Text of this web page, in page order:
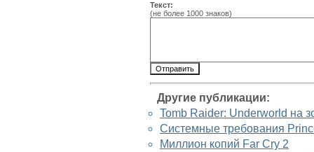
Текст:
(не более 1000 знаков)
Другие публикации:
Tomb Raider: Underworld на
Системные требования
Миллион копий Far Cry 2